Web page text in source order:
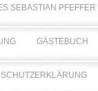
SEBASTIAN PFEFFER
GÄSTEBUCH